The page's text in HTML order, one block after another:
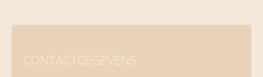
CONTACTGEGEVENS